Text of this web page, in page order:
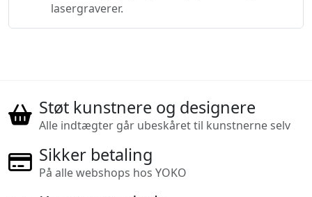
lasergraverer.
Støt kunstnere og designere
Alle indtægter går ubeskåret til kunstnerne selv
Sikker betaling
På alle webshops hos YOKO